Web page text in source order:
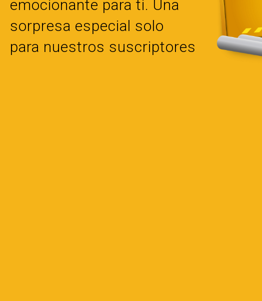
emocionante para ti. Una
sorpresa especial solo
para nuestros suscriptores